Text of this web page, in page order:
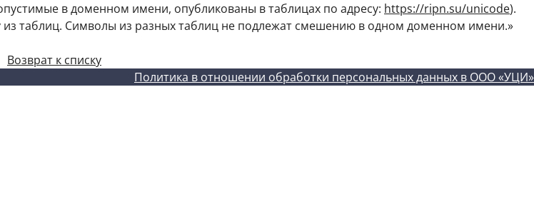
в доменном имени, опубликованы в таблицах по адресу: https://ripn.su/unicode).
таблиц. Символы из разных таблиц не подлежат смешению в одном доменном имени.»
Возврат к списку
Политика в отношении обработки персональных данных в ООО «УЦИ»